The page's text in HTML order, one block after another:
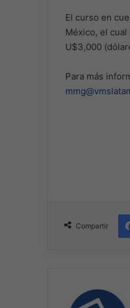
El curso en
México, el
U$3,000
Para más
Compartir